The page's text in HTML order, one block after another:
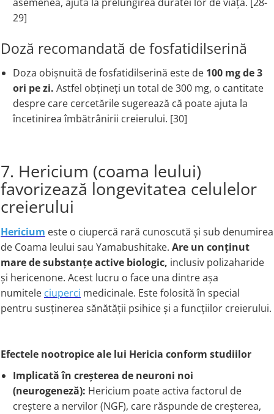
29]
Doză recomandată de fosfatidilserină
Doza obișnuită de fosfatidilserină este de 100 mg de 3
ori pe zi. Astfel obțineți un total de 300 mg, o cantitate
despre care cercetările sugerează că poate ajuta la
încetinirea îmbătrânirii creierului. [30]
7. Hericium (coama leului)
favorizează longevitatea celulelor
creierului
Hericium este o ciupercă rară cunoscută și sub denumirea
de Coama leului sau Yamabushitake. Are un conținut
mare de substanțe active biologic, inclusiv polizaharide
și hericenone. Acest lucru o face una dintre așa
numitele ciuperci medicinale. Este folosită în special
pentru susținerea sănătății psihice și a funcțiilor creierului.
Efectele nootropice ale lui Hericia conform studiilor
Implicată în creșterea de neuroni noi
(neurogeneză): Hericium poate activa factorul de
creștere a nervilor (NGF), care răspunde de creșterea,